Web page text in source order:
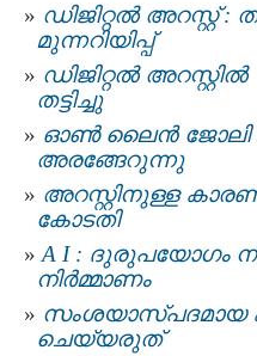
ഡിജിറ്റല്‍ അറസ്റ്റ് :
മുന്നറിയിപ്പ്
ഡിജിറ്റല്‍
തട്ടിച്ചു
ഓണ്‍ ലൈന്‍ ജോലി :
അരങ്ങേറുന്നു
അറസ്റ്റിനുള്ള
കോടതി
A I : ദുരുപയോഗം
നിര്‍മ്മാണം
ചെയ്യരുത്